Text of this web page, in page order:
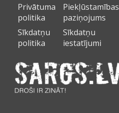
Privātuma
politika
Piekļūstamības
paziņojums
Sīkdatņu
politika
Sīkdatņu
iestatījumi